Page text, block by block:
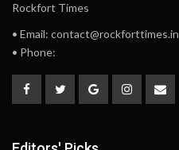
Rockfort Times
• Email: contact@rockforttimes.in
• Phone: